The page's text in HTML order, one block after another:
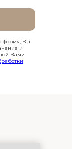
форму, Вы
и
Вами